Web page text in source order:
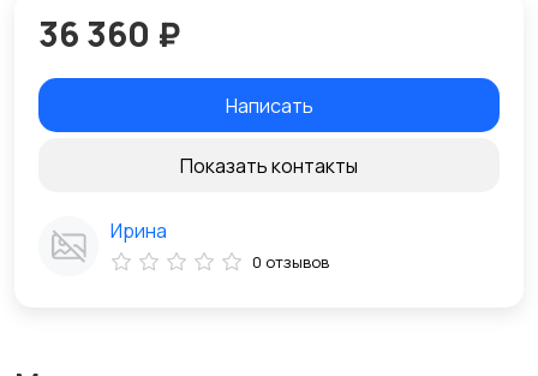
36 360 ₽
Написать
Показать контакты
Ирина
0 отзывов